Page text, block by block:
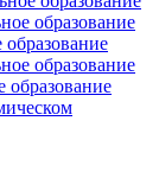
образование
образование